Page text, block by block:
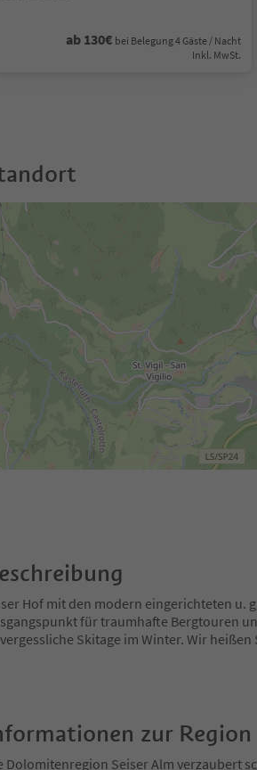
ab 130€ bei Belegung 4 Gäste / Nacht
Inkl. MwSt.
Hof mit den modern eingerichteten u.
für traumhafte Bergtouren
Skitage im Winter. Wir
zur Region
Dolomitenregion Seiser Alm verzaubert